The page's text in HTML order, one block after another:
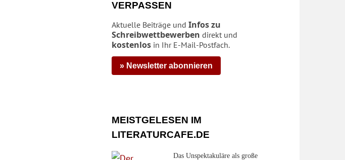
VERPASSEN
Aktuelle Beiträge und Infos zu
Schreibwettbewerben direkt und
kostenlos in Ihr E-Mail-Postfach.
» Newsletter abonnieren
MEISTGELESEN IM
LITERATURCAFE.DE
Das Unspektakuläre als große